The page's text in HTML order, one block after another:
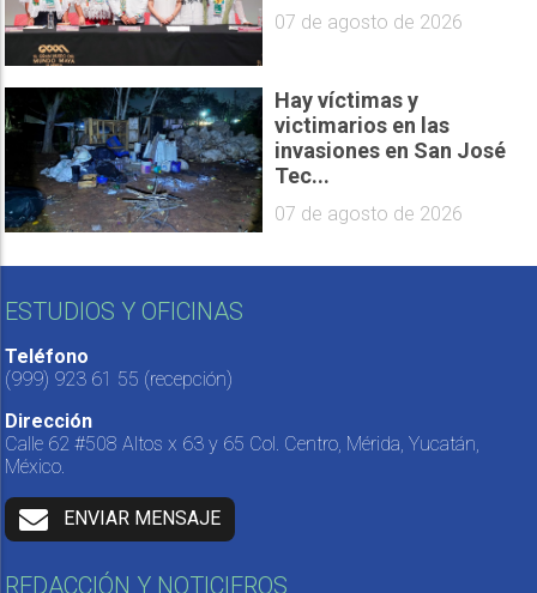
07 de agosto de 2026
Hay víctimas y
victimarios en las
invasiones en San José
Tec...
07 de agosto de 2026
ESTUDIOS Y OFICINAS
Teléfono
(999) 923 61 55 (recepción)
Dirección
Calle 62 #508 Altos x 63 y 65 Col. Centro, Mérida, Yucatán,
México.
ENVIAR MENSAJE
REDACCIÓN Y NOTICIEROS